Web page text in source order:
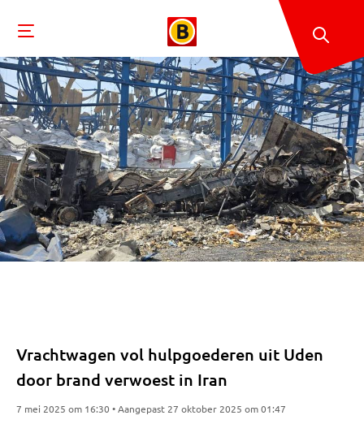
Vrachtwagen vol hulpgoederen uit Uden
door brand verwoest in Iran
7 mei 2025 om 16:30 • Aangepast 27 oktober 2025 om 01:47